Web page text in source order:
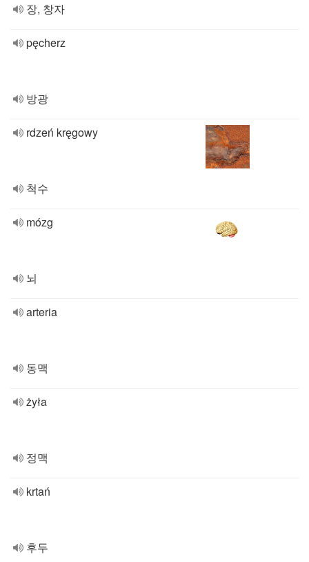
장, 창자
pęcherz
방광
rdzeń kręgowy
척수
mózg
뇌
arteria
동맥
żyła
정맥
krtań
후두